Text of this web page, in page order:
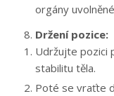
orgány
Držení pozice:
Udržujte pozici
stabilitu těla.
Poté se vraťte